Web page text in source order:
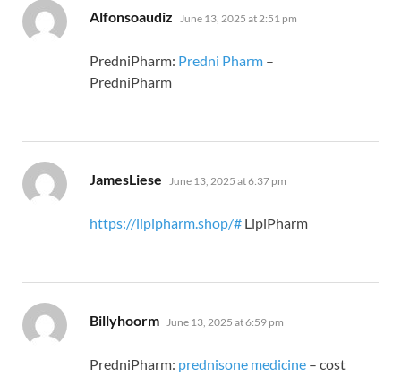
Alfonsoaudiz says:
June 13, 2025 at 2:51 pm
PredniPharm: Predni Pharm –
PredniPharm
JamesLiese says:
June 13, 2025 at 6:37 pm
https://lipipharm.shop/# LipiPharm
Billyhoorm says:
June 13, 2025 at 6:59 pm
PredniPharm: prednisone medicine – cost